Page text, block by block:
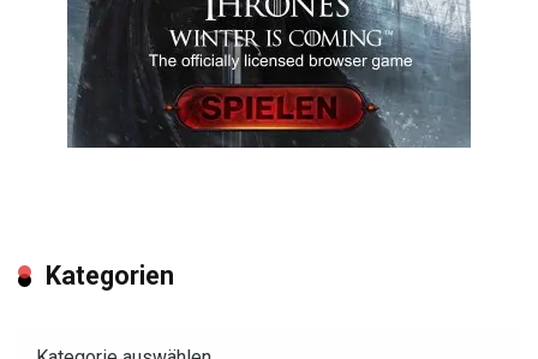
Kategorien